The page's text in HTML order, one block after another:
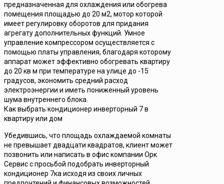
предназначенная для охлаждения или обогрева
помещения площадью до 20 м2, мотор которой
имеет регулировку оборотов для придания
агрегату дополнительных функций. Умное
управление компрессором осуществляется с
помощью платы управления, благодаря которому
аппарат может эффективно обогревать квартиру
до 20 кв м при температуре на улице до -15
градусов, экономить средний расход
электроэнергии и иметь пониженный уровень
шума внутреннего блока.
Как выбрать кондиционер инверторный 7 в
квартиру или дом
Убедившись, что площадь охлаждаемой комнаты
не превышает двадцати квадратов, клиент может
позвонить или написать в офис компании Орк
Сервис с просьбой подобрать инверторный
кондиционер 7ка исходя из своих личных